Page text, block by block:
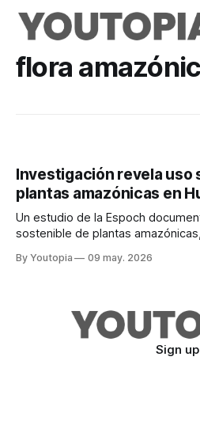
flora
Investigación revela uso
plantas amazónicas en
Un estudio de la Espoch
sostenible de plantas
By Youtopia 09 may. 2026
Sign up